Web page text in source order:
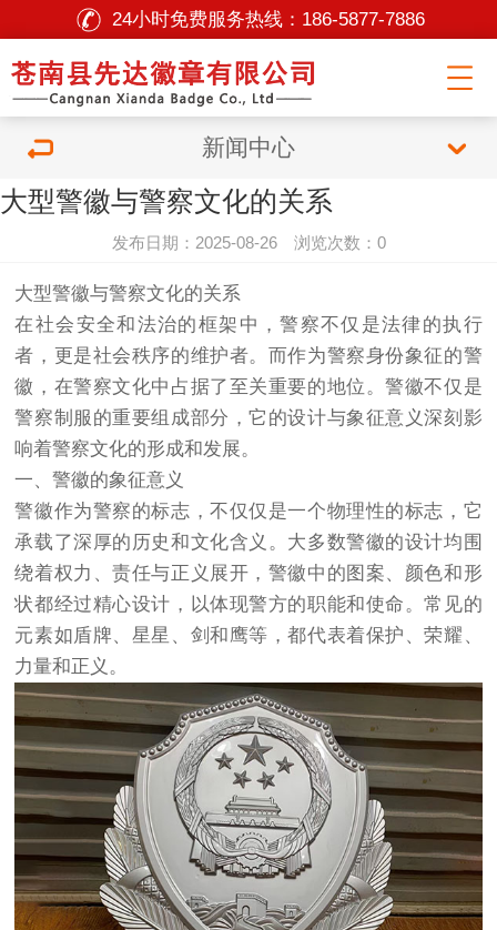
24小时免费服务热线： 186-5877-7886
新闻中心
大型警徽与警察文化的关系
发布日期：2025-08-26 浏览次数：0
大型警徽与警察文化的关系
在社会安全和法治的框架中，警察不仅是法律的执行
者，更是社会秩序的维护者。而作为警察身份象征的警
徽，在警察文化中占据了至关重要的地位。警徽不仅是
警察制服的重要组成部分，它的设计与象征意义深刻影
响着警察文化的形成和发展。
一、警徽的象征意义
警徽作为警察的标志，不仅仅是一个物理性的标志，它
承载了深厚的历史和文化含义。大多数警徽的设计均围
绕着权力、责任与正义展开，警徽中的图案、颜色和形
状都经过精心设计，以体现警方的职能和使命。常见的
元素如盾牌、星星、剑和鹰等，都代表着保护、荣耀、
力量和正义。